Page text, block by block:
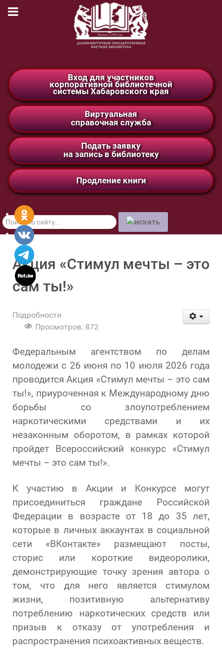
Вход для участников
корпоративной библиотечной
системы Хабаровского края
Виртуальная
справочная служба
Подать заявку
на запись в библиотеку
Продление книги
Поиск
по
сайту
Акция «Стимул мечты – это
сам ты!»
Подробности
Просмотров: 872
Федеральным агентством по делам
молодежи с 26 июня по 10 июля 2026 года
проводится Акция «Стимул мечты – это сам
ты!», приуроченная к Международному дню
борьбы со злоупотреблением
наркотическими средствами и их
незаконным оборотом, в рамках которой
пройдет Всероссийский конкурс «Стимул
мечты – это сам ты!».
К участию в Акции и Конкурсе могут
присоединиться граждане Российской
Федерации в возрасте от 18 до 35 лет,
которые в личных аккаунтах в социальной
сети «ВКонтакте» размещают посты,
сторис или короткие видеоролики,
демонстрирующие точку зрения автора о
том, что для него является стимулом
жизни, позитивную альтернативу
потреблению наркотических средств или
призыв к отказу от употребления и
распространения психоактивных веществ.